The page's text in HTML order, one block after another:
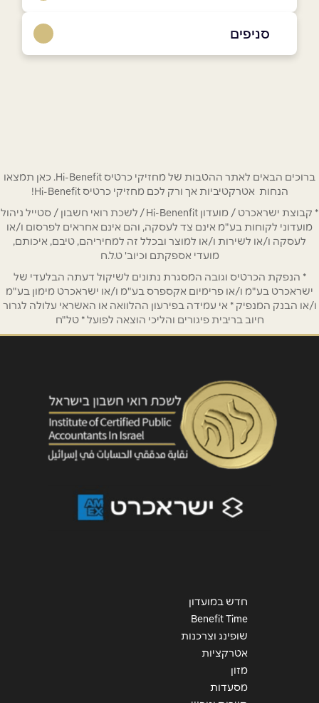
אימייל*
נושא
אנא חזרו אלי בקשר ל...
הודעה *
שליחה
סניפים
ברוכים הבאים לאתר ההטבות של מחזיקי כרטיס Hi-Benefit. כאן תמצאו
הנחות אטרקטיביות אך ורק לכם מחזיקי כרטיס Hi-Benefit!
* קבוצת ישראכרט / מועדון Hi-Benenfit / לשכת רואי חשבון / סטייל ניהול
מועדוני לקוחות בע"מ אינם צד לעסקה, והם אינם אחראים לפרסום ו/או
לעסקה ו/או לשירות ו/או למוצר ובכלל זה למחיריהם, טיבם, איכותם,
מועדי אספקתם וכיוב' ט.ל.ח
* הנפקת הכרטיס וגובה המסגרת נתונים לשיקול דעתה הבלעדי של
ישראכרט בע"מ ו/או פרימיום אקספרס בע"מ ו/או ישראכרט מימון בע"מ
ו/או הבנק המנפיק * אי עמידה בפירעון ההלוואה או האשראי עלולה לגרור
חיוב בריבית פיגורים והליכי הוצאה לפועל * טל"ח
חדש במועדון
Benefit Time
שופינג וצרכנות
אטרקציות
מזון
מסעדות